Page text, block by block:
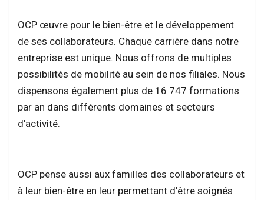
OCP œuvre pour le bien-être et le développement
de ses collaborateurs. Chaque carrière dans notre
entreprise est unique. Nous offrons de multiples
possibilités de mobilité au sein de nos filiales. Nous
dispensons également plus de 16 747 formations
par an dans différents domaines et secteurs
d’activité.
OCP pense aussi aux familles des collaborateurs et
à leur bien-être en leur permettant d’être soignés